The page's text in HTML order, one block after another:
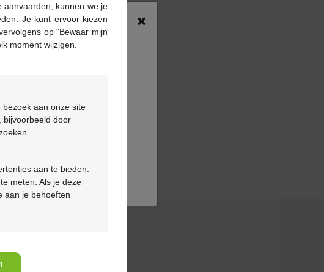
Contacteer ons
×
aanvaarden, kunnen we je
Je kunt ervoor kiezen
op "Bewaar mijn
moment wijzigen.
aan onze site
bijvoorbeeld door
aan te bieden.
meten. Als je deze
aan je behoeften